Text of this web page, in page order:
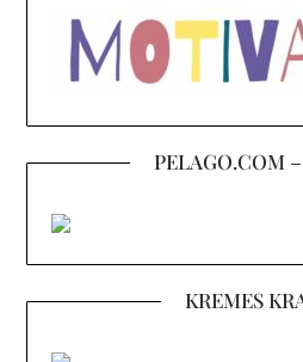
PELAGO.COM
KREMES